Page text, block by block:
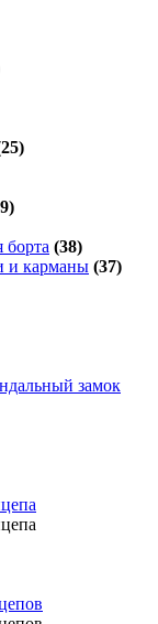
борта (38)
и карманы (37)
замок